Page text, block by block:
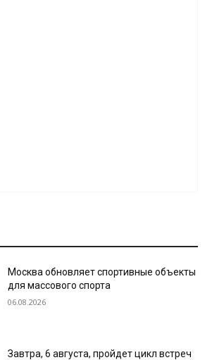
Москва обновляет спортивные объекты
для массового спорта
06.08.2026
Завтра, 6 августа, пройдет цикл встреч